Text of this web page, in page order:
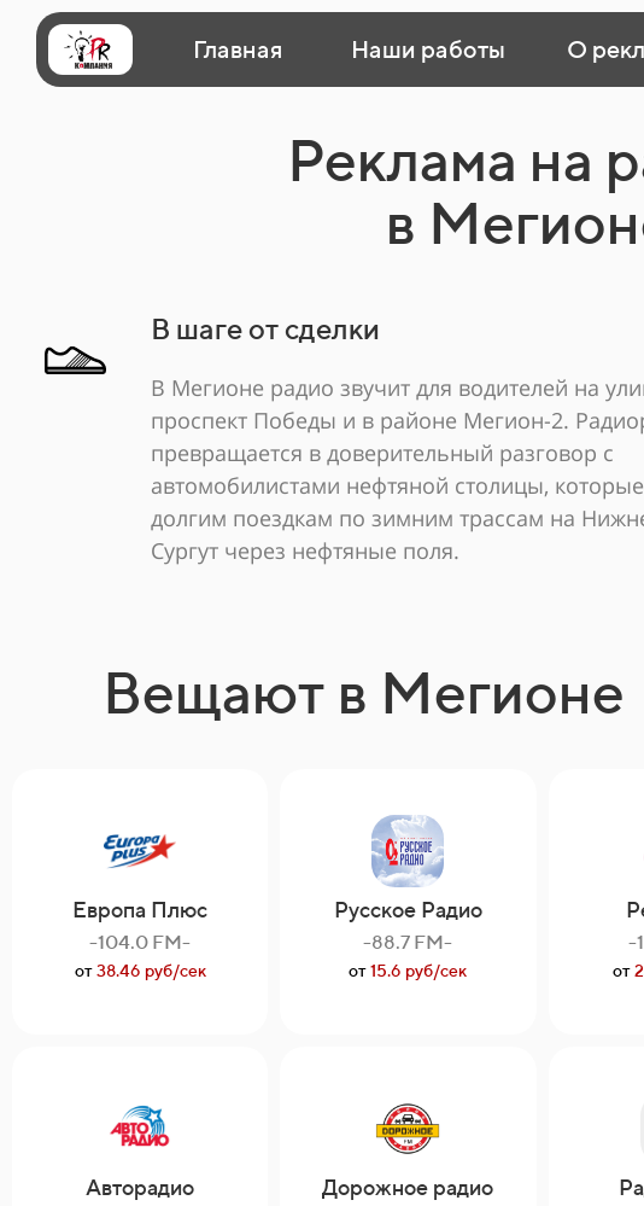
Главная Наши работы О
Реклама на
в
В шаге от сделки
В Мегионе радио звучит для водителей на
проспект Победы и в районе Мегион-2.
превращается в доверительный разговор с
автомобилистами нефтяной столицы,
долгим поездкам по зимним трассам на
Сургут через нефтяные поля.
Вещают в Мегионе
Европа Плюс
-104.0 FM-
от38.46 руб/сек
Авторадио
Русское Радио
-88.7 FM-
от15.6 руб/сек
Дорожное радио
-
от